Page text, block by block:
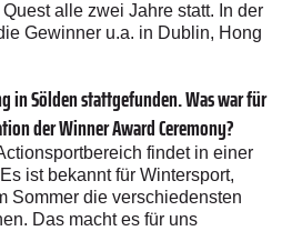
alle zwei Jahre statt. In der
Gewinner u.a. in Dublin, Hong
in Sölden stattgefunden. Was war für
der Winner Award Ceremony?
findet in einer
ist bekannt für Wintersport,
Sommer die verschiedensten
Das macht es für uns